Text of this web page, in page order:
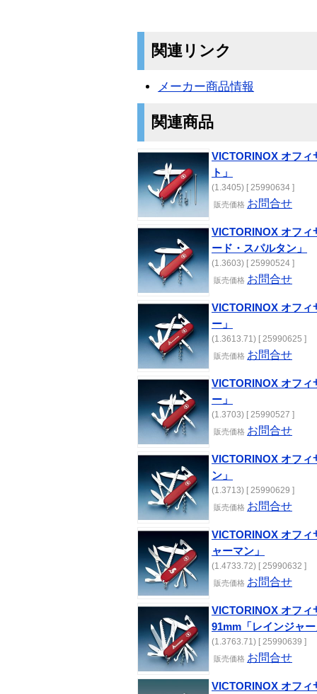
関連リンク
メーカー商品情報
関連商品
VICTORINOX オフィ
ト」
(1.3405) [ 25990634 ]
販売価格 お問合せ
VICTORINOX オフィ
ード・スパルタン」
(1.3603) [ 25990524 ]
販売価格 お問合せ
VICTORINOX オフィ
ー」
(1.3613.71) [ 25990625 ]
販売価格 お問合せ
VICTORINOX オフィ
ー」
(1.3703) [ 25990527 ]
販売価格 お問合せ
VICTORINOX オフィ
ン」
(1.3713) [ 25990629 ]
販売価格 お問合せ
VICTORINOX オフィ
ャーマン」
(1.4733.72) [ 25990632 ]
販売価格 お問合せ
VICTORINOX オフィ
91mm「レインジャ
(1.3763.71) [ 25990639 ]
販売価格 お問合せ
VICTORINOX オフィ